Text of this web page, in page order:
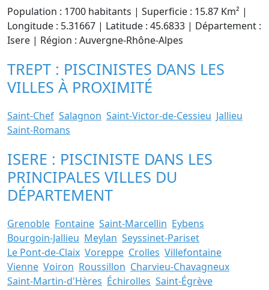
Population : 1700 habitants | Superficie : 15.87 Km² |
Longitude : 5.31667 | Latitude : 45.6833 | Département :
Isere | Région : Auvergne-Rhône-Alpes
TREPT : PISCINISTES DANS LES
VILLES À PROXIMITÉ
Saint-Chef Salagnon Saint-Victor-de-Cessieu Jallieu
Saint-Romans
ISERE : PISCINISTE DANS LES
PRINCIPALES VILLES DU
DÉPARTEMENT
Grenoble Fontaine Saint-Marcellin Eybens
Bourgoin-Jallieu Meylan Seyssinet-Pariset
Le Pont-de-Claix Voreppe Crolles Villefontaine
Vienne Voiron Roussillon Charvieu-Chavagneux
Saint-Martin-d'Hères Échirolles Saint-Égrève